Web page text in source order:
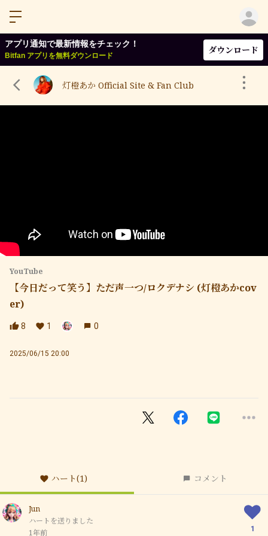
アプリ通知で最新情報をチェック！
Bitfan アプリを無料ダウンロード
ダウンロード
灯橙あか Official Site & Fan Club
YouTube
【今日だって笑う】ただ声一つ/ロクデナシ (灯橙あかcov
er)
8 1 0
2025/06/15 20:00
ハート(1) コメント
Jun
ハートを送りました
1年前
1